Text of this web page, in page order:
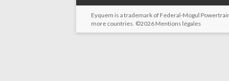
Eyquem is a trademark of Federal-Mogul
more countries. ©2026 Mentions légales